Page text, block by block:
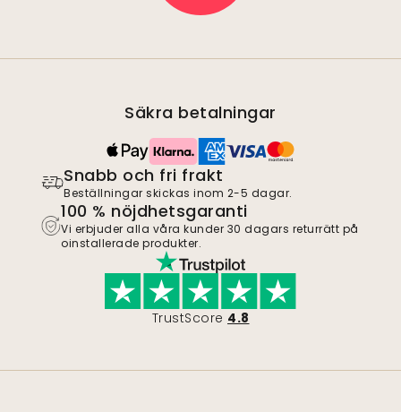
Säkra betalningar
Snabb och fri frakt
Beställningar skickas inom 2-5 dagar.
100 % nöjdhetsgaranti
Vi erbjuder alla våra kunder 30 dagars returrätt på
oinstallerade produkter.
TrustScore 4.8